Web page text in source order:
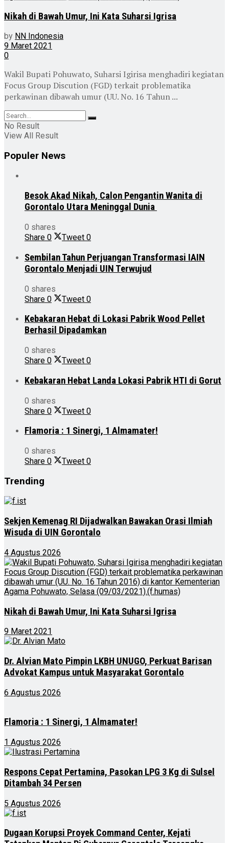
Nikah di Bawah Umur, Ini Kata Suharsi Igrisa
by NN Indonesia
9 Maret 2021
0
Wakil Bupati Pohuwato, Suharsi Igirisa menghadiri kegiatan
Focus Group Discution (FGD) terkait problematika
perkawinan dibawah umur (UU. No. 16 Tahun ...
No Result
View All Result
Populer News
Besok Akad Nikah, Calon Pengantin Wanita di
Gorontalo Utara Meninggal Dunia
0 shares
Share 0 Tweet 0
Sembilan Tahun Perjuangan Transformasi IAIN
Gorontalo Menjadi UIN Terwujud
0 shares
Share 0 Tweet 0
Kebakaran Hebat di Lokasi Pabrik Wood Pellet
Berhasil Dipadamkan
0 shares
Share 0 Tweet 0
Kebakaran Hebat Landa Lokasi Pabrik HTI di Gorut
0 shares
Share 0 Tweet 0
Flamoria : 1 Sinergi, 1 Almamater!
0 shares
Share 0 Tweet 0
Trending
Sekjen Kemenag RI Dijadwalkan Bawakan Orasi Ilmiah
Wisuda di UIN Gorontalo
4 Agustus 2026
Nikah di Bawah Umur, Ini Kata Suharsi Igrisa
9 Maret 2021
Dr. Alvian Mato Pimpin LKBH UNUGO, Perkuat Barisan
Advokat Kampus untuk Masyarakat Gorontalo
6 Agustus 2026
Flamoria : 1 Sinergi, 1 Almamater!
1 Agustus 2026
Respons Cepat Pertamina, Pasokan LPG 3 Kg di Sulsel
Ditambah 34 Persen
5 Agustus 2026
Dugaan Korupsi Proyek Command Center, Kejati